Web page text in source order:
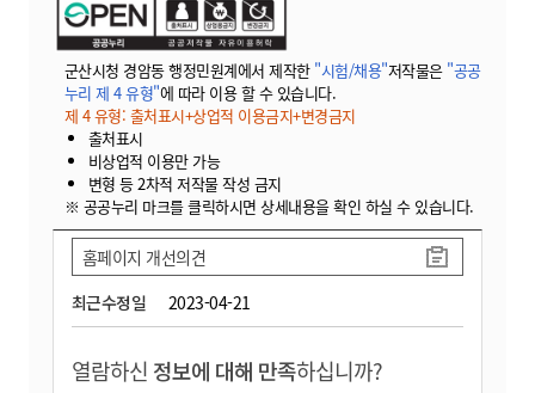
군산시청 경암동 행정민원계에서 제작한 "시험/채용"저작물은 "공공
누리 제 4 유형"에 따라 이용 할 수 있습니다.
제 4 유형: 출처표시+상업적 이용금지+변경금지
출처표시
비상업적 이용만 가능
변형 등 2차적 저작물 작성 금지
※ 공공누리 마크를 클릭하시면 상세내용을 확인 하실 수 있습니다.
최근수정일 2023-04-21
홈페이지 개선의견
열람하신 정보에 대해 만족하십니까?